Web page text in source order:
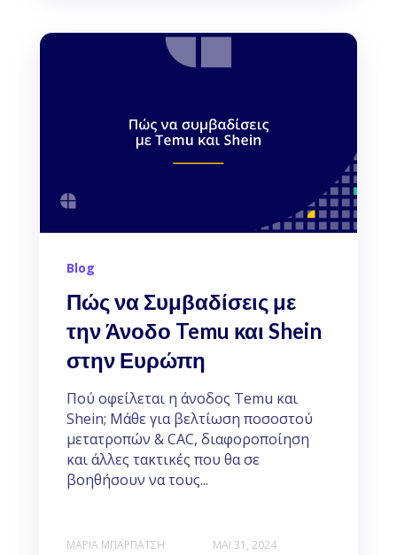
Blog
Πώς να Συμβαδίσεις με
την Άνοδο Temu και Shein
στην Ευρώπη
Πού οφείλεται η άνοδος Temu και
Shein; Μάθε για βελτίωση ποσοστού
μετατροπών & CAC, διαφοροποίηση
και άλλες τακτικές που θα σε
βοηθήσουν να τους...
ΜΑΡΊΑ ΜΠΑΡΠΆΤΣΗ ΜΑΪ́ 31, 2024